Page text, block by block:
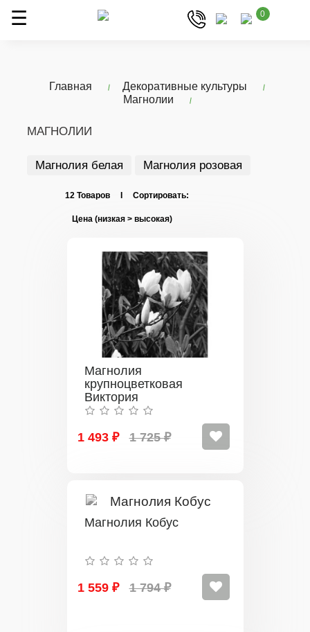
0
Главная
Декоративные культуры
Магнолии
МАГНОЛИИ
Магнолия белая Магнолия розовая
12 Товаров I Сортировать:
Магнолия
крупноцветковая
Виктория
1 493 ₽ 1 725 ₽
Магнолия Кобус
1 559 ₽ 1 794 ₽